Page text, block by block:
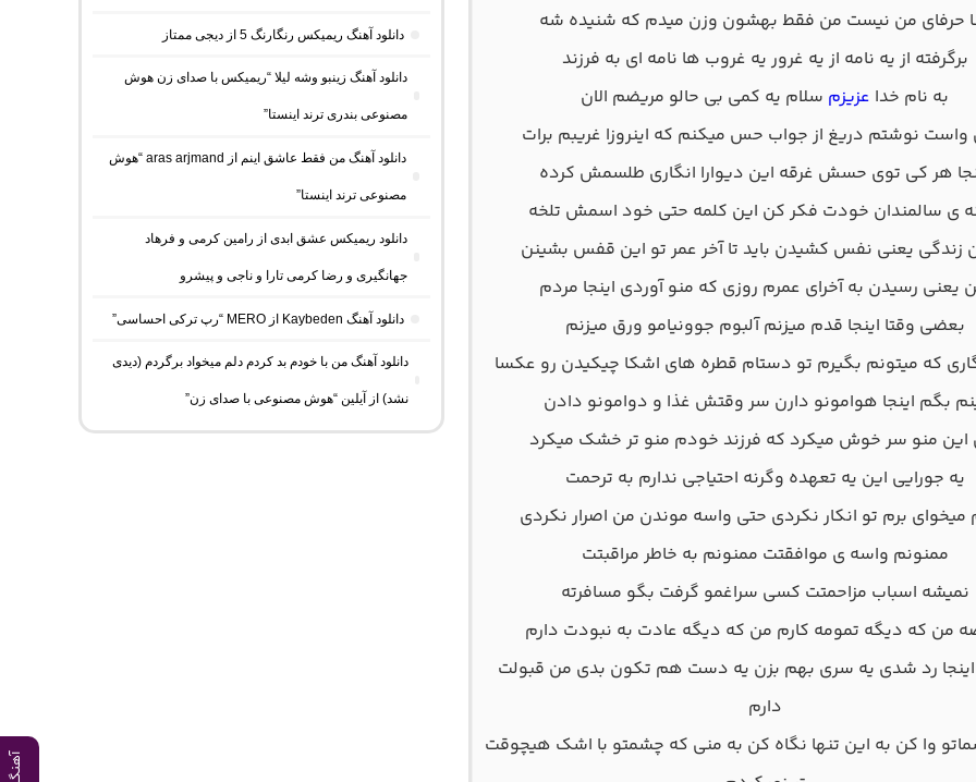
حرفای من نیست من فقط بهشون وزن میدم که شنیده شه
برگرفته از یه نامه از یه غرور یه غروب ها نامه ای به فرزند
به نام خدا عزیزم سلام یه کمی بی حالو مریضم الان
واست نوشتم دریغ از جواب حس میکنم که اینروزا غریبم برات
هر کی توی حسش غرقه این دیوارا انگاری طلسمش کرده
ی سالمندان خودت فکر کن این کلمه حتی خود اسمش تلخه
زندگی یعنی نفس کشیدن باید تا آخر عمر تو این قفس بشینن
یعنی رسیدن به آخرای عمرم روزی که منو آوردی اینجا مردم
بعضی وقتا اینجا قدم میزنم آلبوم جوونیامو ورق میزنم
که میتونم بگیرم تو دستام قطره های اشکا چیکیدن رو عکسا
بگم اینجا هوامونو دارن سر وقتش غذا و دوامونو دادن
این منو سر خوش میکرد که فرزند خودم منو تر خشک میکرد
یه جورایی این یه تعهده وگرنه احتیاجی ندارم به ترحمت
میخوای برم تو انکار نکردی حتی واسه موندن من اصرار نکردی
ممنونم واسه ی موافقتت ممنونم به خاطر مراقبتت
نمیشه اسباب مزاحمتت کسی سراغمو گرفت بگو مسافرته
من که دیگه تمومه کارم من که دیگه عادت به نبودت دارم
اینجا رد شدی یه سری بهم بزن یه دست هم تکون بدی من قبولت
دارم
وا کن به این تنها نگاه کن به منی که چشمتو با اشک هیچوقت
دانلود آهنگ ریمیکس رنگارنگ 5 از دیجی ممتاز
دانلود آهنگ زینبو وشه لیلا “ریمیکس با صدای زن هوش
مصنوعی بندری ترند اینستا”
دانلود آهنگ من فقط عاشق اینم از aras arjmand “هوش
مصنوعی ترند اینستا”
دانلود ریمیکس عشق ابدی از رامین کرمی و فرهاد
جهانگیری و رضا کرمی تارا و ناجی و پیشرو
دانلود آهنگ Kaybeden از MERO “رپ ترکی احساسی”
دانلود آهنگ من با خودم بد کردم دلم میخواد برگردم (دیدی
نشد) از آیلین “هوش مصنوعی با صدای زن”